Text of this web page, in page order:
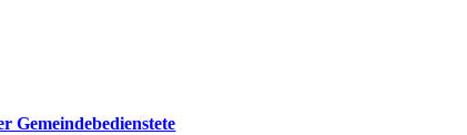
Gemeindebedienstete